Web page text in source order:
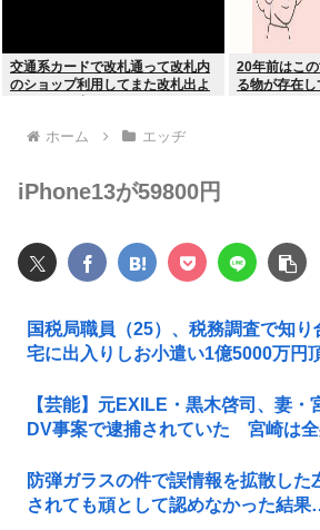
交通系カードで改札通って改札内
のショップ利用してまた改札出よ
20年前はこ
る物が存在
ホーム エッヂ
iPhone13が59800円
国税局職員（25）、税務調査で知り
宅に出入りしお小遣い1億5000万円
【芸能】元EXILE・黒木啓司、妻・
DV事案で逮捕されていた 宮崎は
防弾ガラスの件で誤情報を拡散した
されても頑として認めなかった結